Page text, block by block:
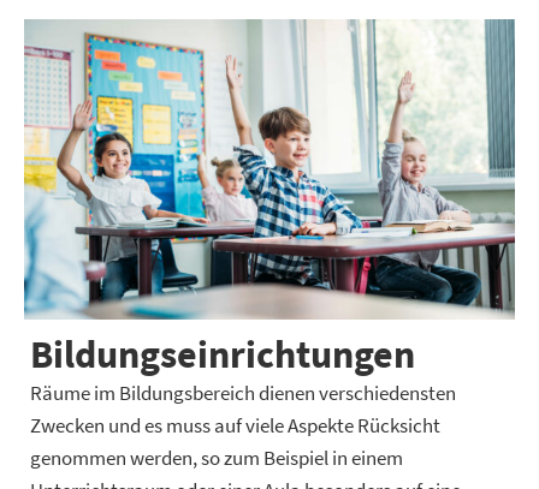
Bildungseinrichtung­en
Räume im Bildungsbereich dienen verschiedensten
Zwecken und es muss auf viele Aspekte Rücksicht
genommen werden, so zum Beispiel in einem